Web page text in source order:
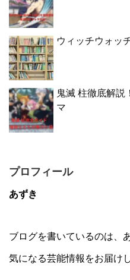
ウィッチウォッ
鬼滅 柱徹底解説
マ
プロフィール
あずき
ブログを書いているのは、
気になる芸能情報をお届け